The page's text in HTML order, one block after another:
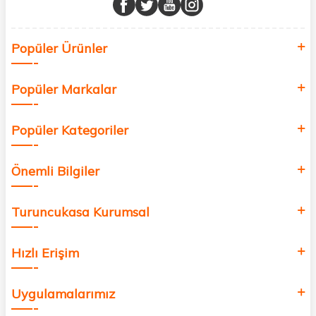
Sağlık, güzellik ve iyi yaşam için aradığınız her şey burada!
değer katmak için bize katılın!
Popüler Ürünler
Popüler Markalar
Popüler Kategoriler
Önemli Bilgiler
Turuncukasa Kurumsal
Hızlı Erişim
Uygulamalarımız